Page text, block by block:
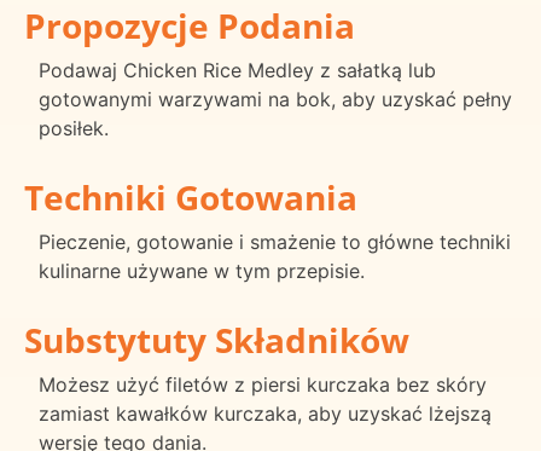
Propozycje Podania
Podawaj Chicken Rice Medley z sałatką lub
gotowanymi warzywami na bok, aby uzyskać pełny
posiłek.
Techniki Gotowania
Pieczenie, gotowanie i smażenie to główne techniki
kulinarne używane w tym przepisie.
Substytuty Składników
Możesz użyć filetów z piersi kurczaka bez skóry
zamiast kawałków kurczaka, aby uzyskać lżejszą
wersję tego dania.